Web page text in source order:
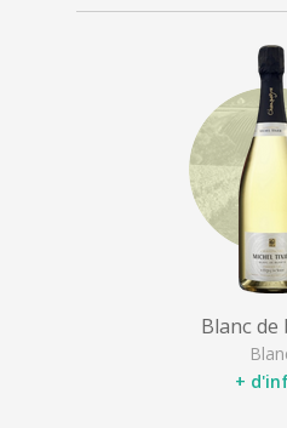
Blanc de
+